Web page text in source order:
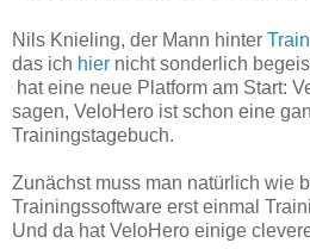
Nils Knieling, der Mann hinter
das ich hier nicht sonderlich
hat eine neue Platform am Start:
sagen, VeloHero ist schon eine
Trainingstagebuch.
Zunächst muss man natürlich wie
Trainingssoftware erst einmal
Und da hat VeloHero einige